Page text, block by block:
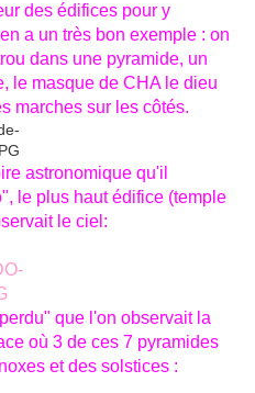
des édifices pour y
a un très bon exemple : on
dans une pyramide, un
le masque de CHA le dieu
marches sur les côtés.
astronomique qu'il
le plus haut édifice (temple
le ciel:
que l'on observait la
où 3 de ces 7 pyramides
et des solstices :